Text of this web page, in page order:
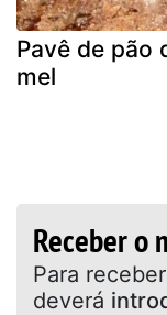
Pavê de pão
mel
Receber o
deverá